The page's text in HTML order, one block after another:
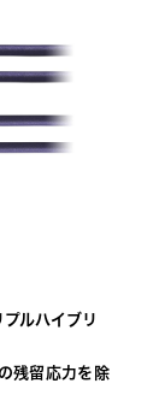
ルハイブリ
残留応力を除